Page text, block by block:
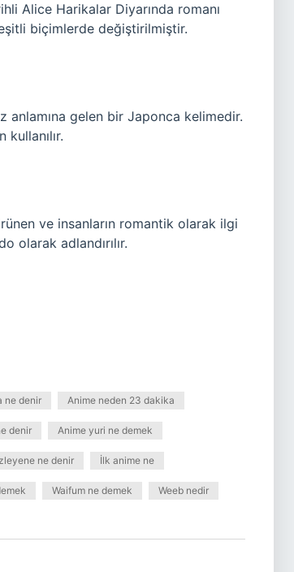
Alice Harikalar Diyarında romanı
biçimlerde değiştirilmiştir.
anlamına gelen bir Japonca kelimedir.
ve insanların romantik olarak ilgi
olarak adlandırılır.
ne denir Anime neden 23 dakika
denir Anime yuri ne demek
ne denir İlk anime ne
Waifum ne demek Weeb nedir